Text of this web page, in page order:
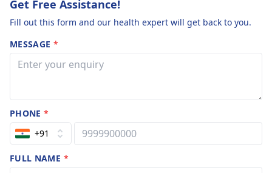
Get Free Assistance!
Fill out this form and our health expert will get back to you.
MESSAGE *
PHONE*
+91
FULL NAME *